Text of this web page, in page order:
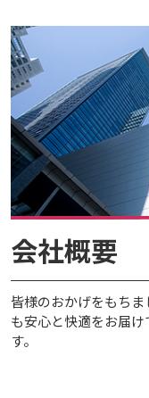
会社概要
皆様のおかげをもち
も安心と快適をお届
す。